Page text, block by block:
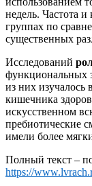
недель. Частота
группах по
существенных
Исследований
функциональных
из них изучалось
кишечника
искусственном
пребиотические
имели более
Полный текст –
https://